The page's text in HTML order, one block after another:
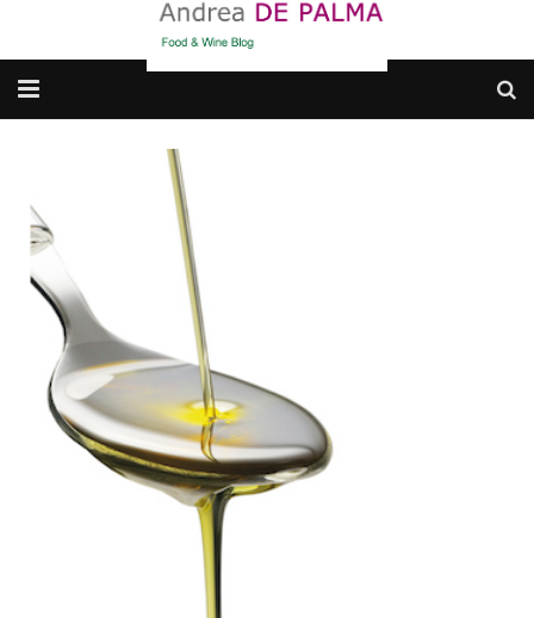
Galleria fotografica
cosa BERE
dove MANGIARE
cosa CUCINARE
dove ANDARE
Punti di vista e approfondimenti